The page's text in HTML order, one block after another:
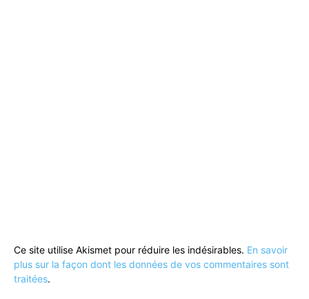
Ce site utilise Akismet pour réduire les indésirables. En savoir
plus sur la façon dont les données de vos commentaires sont
traitées.